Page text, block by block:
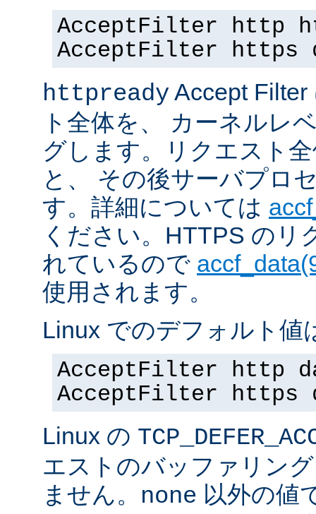
AcceptFilter http
AcceptFilter https
httpready Accept
ト全体を、 カーネルレ
グします。リクエスト
と、 その後サーバプロ
す。詳細については
ください。HTTPS のリ
れているので
使用されます。
Linux でのデフォルト値
AcceptFilter http
AcceptFilter https
Linux の
エストのバッファリン
ません。 none 以外の値